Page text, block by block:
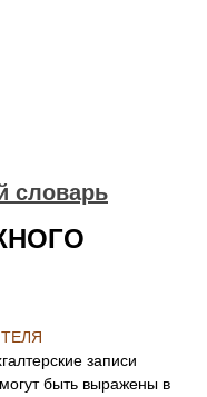
словарь
записи
быть выражены в